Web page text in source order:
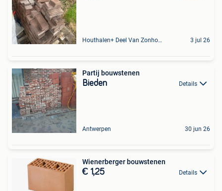
Houthalen+ Deel Van Zonhoven En Zolder 3 jul 26
Partij bouwstenen
Bieden Details
Antwerpen 30 jun 26
Wienerberger bouwstenen
€ 1,25 Details